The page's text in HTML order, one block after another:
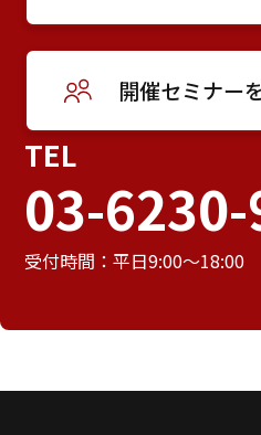
開催セミナー
TEL
03-
受付時間：平日9:00～18:00